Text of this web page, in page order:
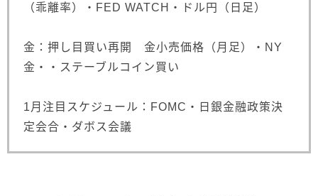
（乖離率）・FED WATCH・ドル円（日足）
金：押し目買い再開 金小売価格（月足）・NY
金・・ステーブルコイン買い
1月注目スケジュール：FOMC・日銀金融政策決
定会合・ダボス会議